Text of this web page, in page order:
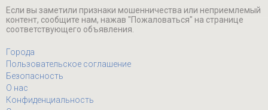
Если вы заметили признаки мошенничества или неприемлемый
контент, сообщите нам, нажав "Пожаловаться" на странице
соответствующего объявления.
Города
Пользовательское соглашение
Безопасность
О нас
Конфиденциальность